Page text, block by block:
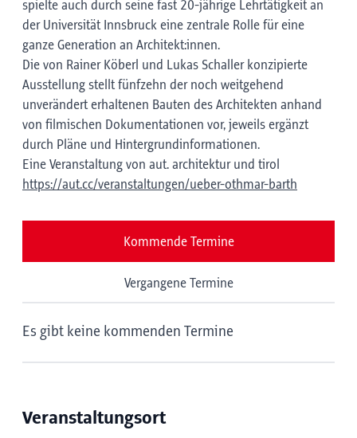
spielte auch durch seine fast 20-jährige Lehrtätigkeit an
der Universität Innsbruck eine zentrale Rolle für eine
ganze Generation an Architekt:innen.
Die von Rainer Köberl und Lukas Schaller konzipierte
Ausstellung stellt fünfzehn der noch weitgehend
unverändert erhaltenen Bauten des Architekten anhand
von filmischen Dokumentationen vor, jeweils ergänzt
durch Pläne und Hintergrundinformationen.
Eine Veranstaltung von aut. architektur und tirol
https://aut.cc/veranstaltungen/ueber-othmar-barth
Kommende Termine
Vergangene Termine
Es gibt keine kommenden Termine
Veranstaltungsort